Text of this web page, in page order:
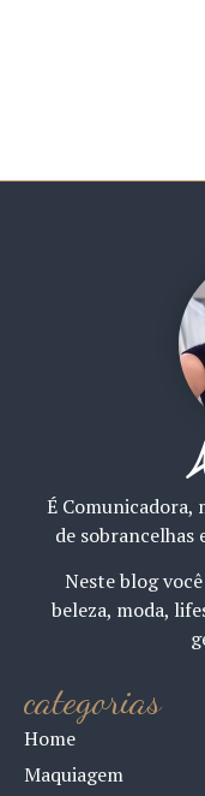
É Comunicadora,
de sobrancelhas
Neste blog
beleza, moda,
categorias
Home
Maquiagem